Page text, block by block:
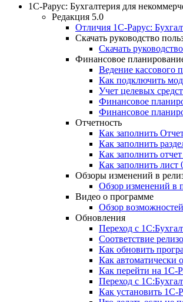
1С-Рарус: Бухгалтерия для
Редакция 5.0
Отличия 1С-Рарус:
Скачать руководство
Скачать
Финансовое
Ведение кассового
Как подключить
Учет целевых
Финансовое
Финансовое
Отчетность
Как заполнить
Как заполнить
Как заполнить
Как заполнить
Обзоры изменений в
Обзор изменений в
Видео о программе
Обзор
Обновления
Переход с
Соответствие
Как обновить
Как автоматически
Как перейти на 1С-
Переход с
Как установить 1С-